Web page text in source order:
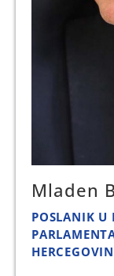
Mladen
POSLANIK U